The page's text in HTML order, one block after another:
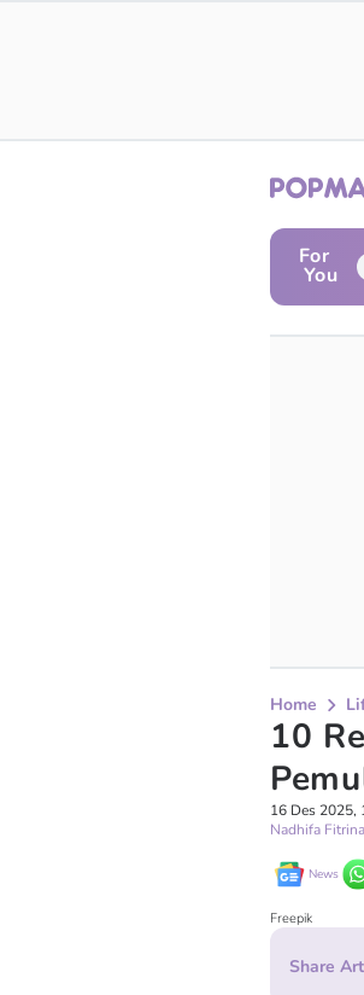
For
You
Home
10
16 Des 2025,
Nadhifa Fitrina
News
Freepik
Share